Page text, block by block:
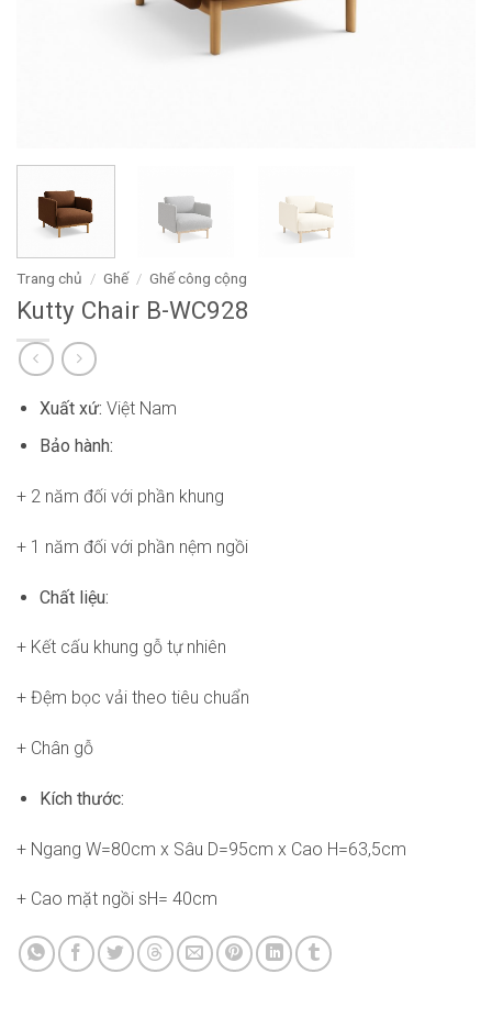
Trang chủ / Ghế / Ghế công cộng
Kutty Chair B-WC928
Xuất xứ: Việt Nam
Bảo hành:
+ 2 năm đối với phần khung
+ 1 năm đối với phần nệm ngồi
Chất liệu:
+ Kết cấu khung gỗ tự nhiên
+ Đệm bọc vải theo tiêu chuẩn
+ Chân gỗ
Kích thước:
+ Ngang W=80cm x Sâu D=95cm x Cao H=63,5cm
+ Cao mặt ngồi sH= 40cm